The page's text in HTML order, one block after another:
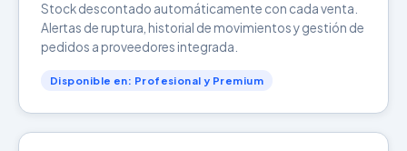
Stock descontado automáticamente con cada venta.
Alertas de ruptura, historial de movimientos y gestión de
pedidos a proveedores integrada.
Disponible en: Profesional y Premium